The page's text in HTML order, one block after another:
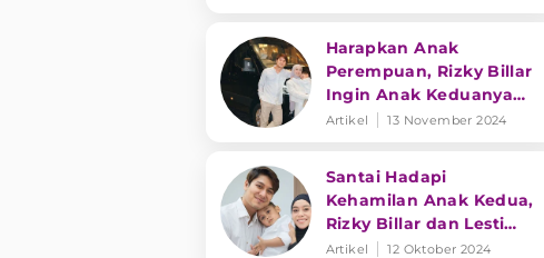
Harapkan Anak
Perempuan, Rizky Billar
Ingin Anak Keduanya
Berprofesi Sebagai Ini!
Artikel 13 November 2024
Santai Hadapi
Kehamilan Anak Kedua,
Rizky Billar dan Lesti
Kejora Sudah Banyak
Artikel 12 Oktober 2024